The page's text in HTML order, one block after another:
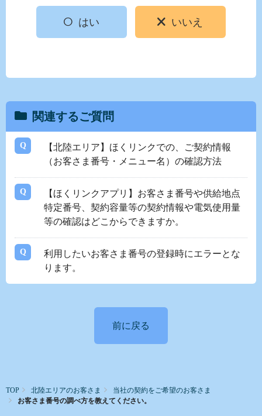
はい いいえ
関連するご質問
【北陸エリア】ほくリンクでの、ご契約情報
（お客さま番号・メニュー名）の確認方法
【ほくリンクアプリ】お客さま番号や供給地点
特定番号、契約容量等の契約情報や電気使用量
等の確認はどこからできますか。
利用したいお客さま番号の登録時にエラーとな
ります。
前に戻る
TOP 北陸エリアのお客さま
当社の契約をご希望のお客さま
お客さま番号の調べ方を教えてください。